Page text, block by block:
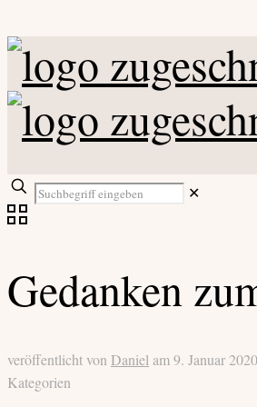
✕
Gedanken
veröffentlicht von Daniel am9. Januar 2020
Kategorien